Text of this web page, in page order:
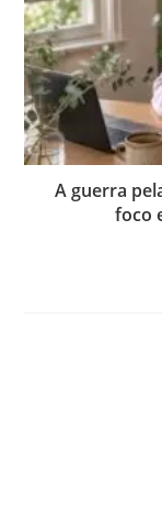
A guerra
foco